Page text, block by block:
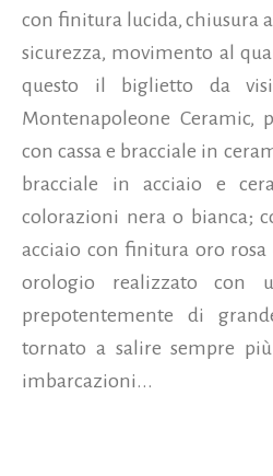
con finitura lucida, chiusura
sicurezza, movimento al
questo il biglietto da
Montenapoleone Ceramic,
con cassa e bracciale in
bracciale in acciaio e
colorazioni nera o bianca;
acciaio con finitura oro rosa
orologio realizzato con
prepotentemente di
tornato a salire sempre
imbarcazioni...